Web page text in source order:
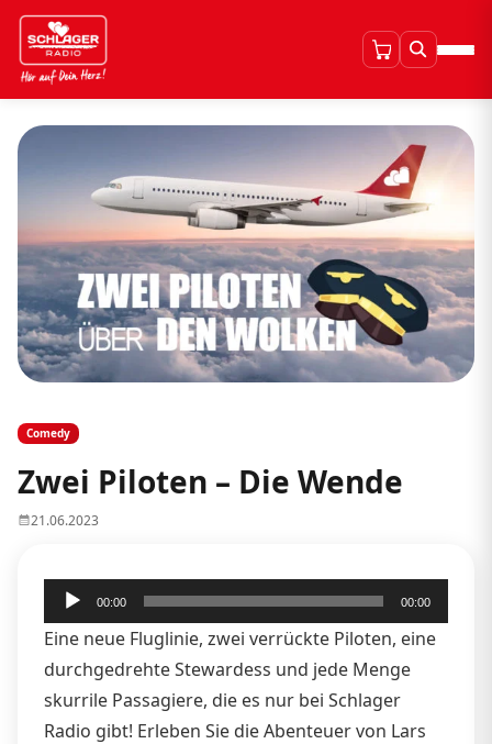
Comedy
Zwei Piloten – Die Wende
21.06.2023
Audio-
Player
00:00 00:00
Eine neue Fluglinie, zwei verrückte Piloten, eine
durchgedrehte Stewardess und jede Menge
skurrile Passagiere, die es nur bei Schlager
Radio gibt! Erleben Sie die Abenteuer von Lars